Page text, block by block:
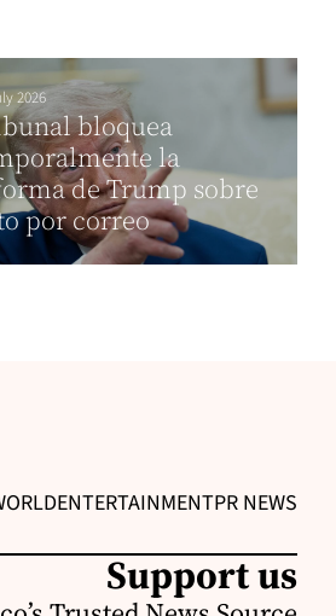
2026
bloquea
la
de Trump sobre
por correo
ENTERTAINMENTPR NEWS
Support us